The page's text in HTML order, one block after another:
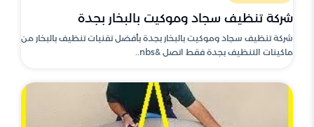
شركة تنظيف سجاد وموكيت بالبخار بجدة
شركة تنظيف سجاد وموكيت بالبخار بجدة بأفضل تقنيات تنظيف بالبخار من
ماكينات التنظيف بجدة فقط اتصل &nbs..